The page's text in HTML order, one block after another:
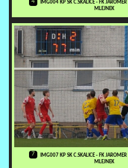
4
IMG004 KP SK C.SKALICE - FK
MLEJNEK
7
IMG007 KP SK C.SKALICE - FK
MLEJNEK